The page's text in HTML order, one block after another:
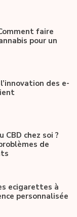
faire
pour un
des e-
chez soi ?
de
ecigarettes à
personnalisée